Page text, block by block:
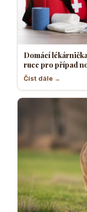
Domácí
ruce pro případ
Číst dále →